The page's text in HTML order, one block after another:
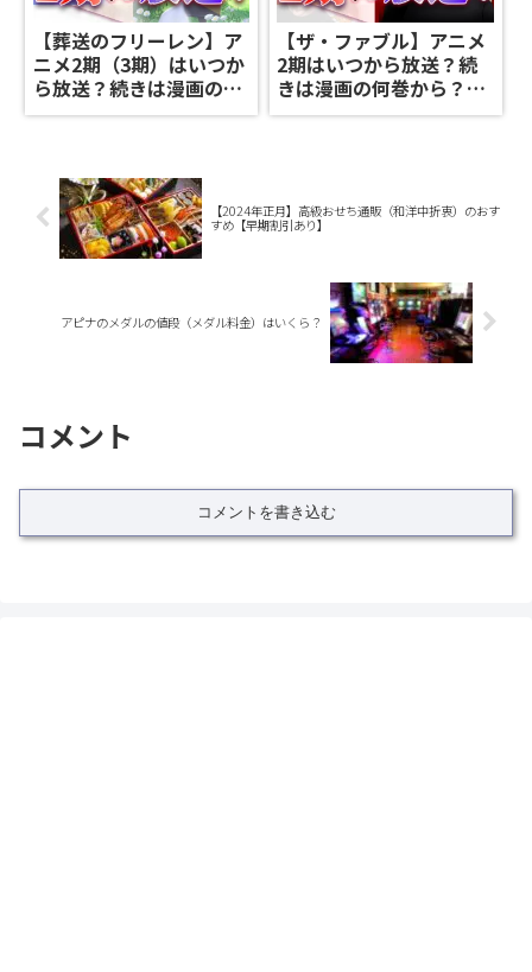
【葬送のフリーレン】ア
ニメ2期（3期）はいつか
ら放送？続きは漫画の何
巻から？【続編】
【ザ・ファブル】アニメ
2期はいつから放送？続
きは漫画の何巻から？
【続編】
【2024年正月】高級おせち通販（和洋中折衷）のおす
すめ【早期割引あり】
アピナのメダルの値段（メダル料金）はいくら？
コメント
コメントを書き込む